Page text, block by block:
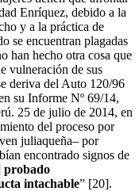
Enríquez, debido a la
y a la práctica de
se encuentran plagadas
han hecho otra cosa que
vulneración de sus
deriva del Auto 120/96
su Informe Nº 69/14,
25 de julio de 2014, en
del proceso por
juliaqueña– por
encontrado signos de
probado
intachable” [20].